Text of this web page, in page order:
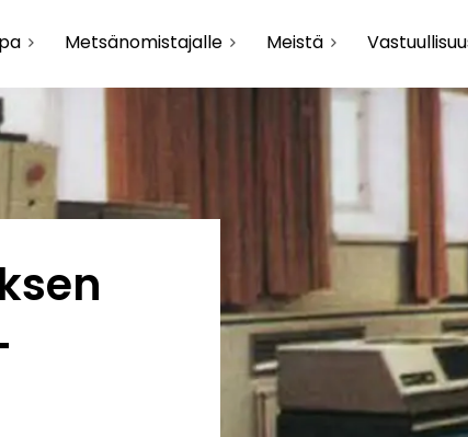
Metsänomistajalle Meistä